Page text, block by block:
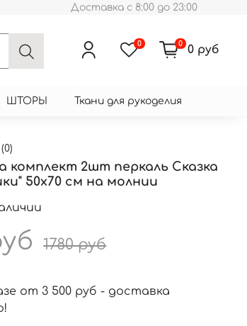
Доставка с 8:00 до 23:00
0 0 0 руб
ШТОРЫ Ткани для рукоделия
(0)
комплект 2шт перкаль Сказка
50x70 см на молнии
1780 руб
от 3 500 руб - доставка